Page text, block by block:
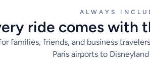
ALWAYS
ride comes with
families, friends, and business
Paris airports to